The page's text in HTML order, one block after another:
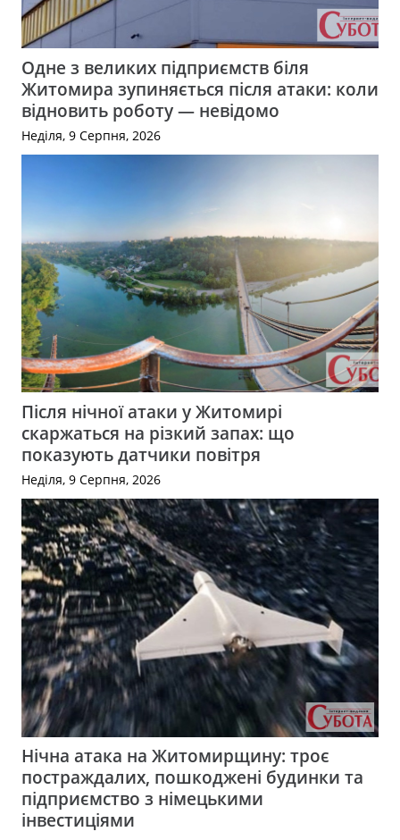
Одне з великих підприємств біля
Житомира зупиняється після атаки: коли
відновить роботу — невідомо
Неділя, 9 Серпня, 2026
Після нічної атаки у Житомирі
скаржаться на різкий запах: що
показують датчики повітря
Неділя, 9 Серпня, 2026
Нічна атака на Житомирщину: троє
постраждалих, пошкоджені будинки та
підприємство з німецькими
інвестиціями